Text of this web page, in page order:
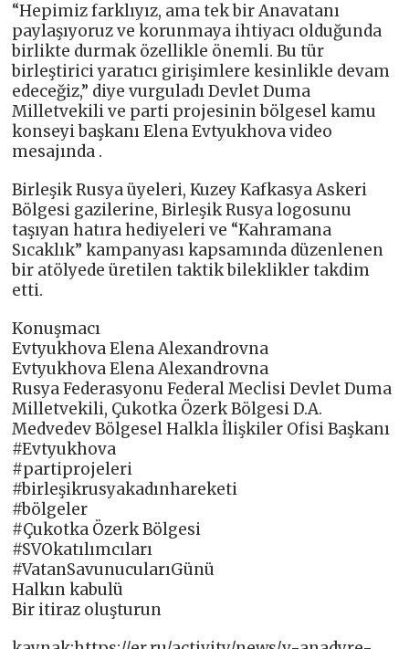
“Hepimiz farklıyız, ama tek bir Anavatanı
paylaşıyoruz ve korunmaya ihtiyacı olduğunda
birlikte durmak özellikle önemli. Bu tür
birleştirici yaratıcı girişimlere kesinlikle devam
edeceğiz,” diye vurguladı Devlet Duma
Milletvekili ve parti projesinin bölgesel kamu
konseyi başkanı Elena Evtyukhova video
mesajında .
Birleşik Rusya üyeleri, Kuzey Kafkasya Askeri
Bölgesi gazilerine, Birleşik Rusya logosunu
taşıyan hatıra hediyeleri ve “Kahramana
Sıcaklık” kampanyası kapsamında düzenlenen
bir atölyede üretilen taktik bileklikler takdim
etti.
Konuşmacı
Evtyukhova Elena Alexandrovna
Evtyukhova Elena Alexandrovna
Rusya Federasyonu Federal Meclisi Devlet Duma
Milletvekili, Çukotka Özerk Bölgesi D.A.
Medvedev Bölgesel Halkla İlişkiler Ofisi Başkanı
#Evtyukhova
#partiprojeleri
#birleşikrusyakadınhareketi
#bölgeler
#Çukotka Özerk Bölgesi
#SVOkatılımcıları
#VatanSavunucularıGünü
Halkın kabulü
Bir itiraz oluşturun